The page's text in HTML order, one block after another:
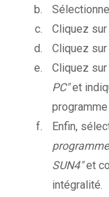
Cliquez sur
Cliquez sur
Cliquez sur
PC"et
Enfin,
SUN4"et
intégralité.